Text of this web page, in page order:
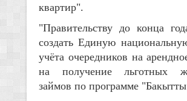
квартир".
"Правительству до конца
создать Единую
учёта очередников на
на получение льготных
займов по программе